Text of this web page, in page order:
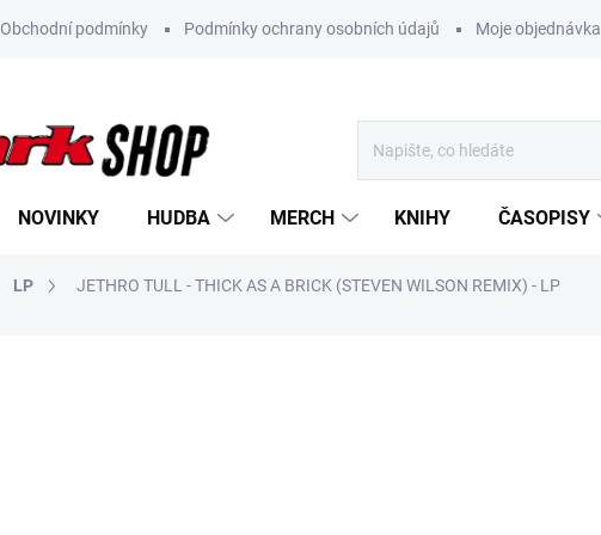
Obchodní podmínky Podmínky ochrany osobních údajů Moje objednávka
NOVINKY HUDBA MERCH KNIHY ČASOPISY
LP JETHRO TULL - THICK AS A BRICK (STEVEN WILSON REMIX) - LP